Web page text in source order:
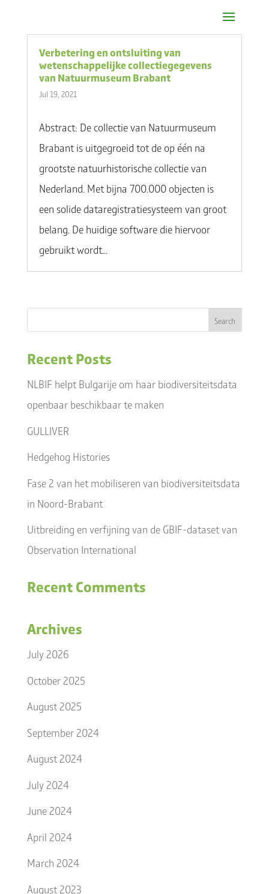
Verbetering en ontsluiting van
wetenschappelijke collectiegegevens
van Natuurmuseum Brabant
Jul 19, 2021
Abstract: De collectie van Natuurmuseum
Brabant is uitgegroeid tot de op één na
grootste natuurhistorische collectie van
Nederland. Met bijna 700.000 objecten is
een solide dataregistratiesysteem van groot
belang. De huidige software die hiervoor
gebruikt wordt...
Recent Posts
NLBIF helpt Bulgarije om haar biodiversiteitsdata
openbaar beschikbaar te maken
GULLIVER
Hedgehog Histories
Fase 2 van het mobiliseren van biodiversiteitsdata
in Noord-Brabant
Uitbreiding en verfijning van de GBIF-dataset van
Observation International
Recent Comments
Archives
July 2026
October 2025
August 2025
September 2024
August 2024
July 2024
June 2024
April 2024
March 2024
August 2023